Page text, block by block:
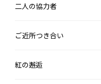
二人の協力者
ご近所つき合い
紅の邂逅